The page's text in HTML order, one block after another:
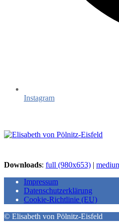
Instagram
Downloads: full (980x653) |
Impressum
Datenschutzerklärung
Cookie-Richtlinie (EU)
© Elisabeth von Pölnitz-Eisfeld